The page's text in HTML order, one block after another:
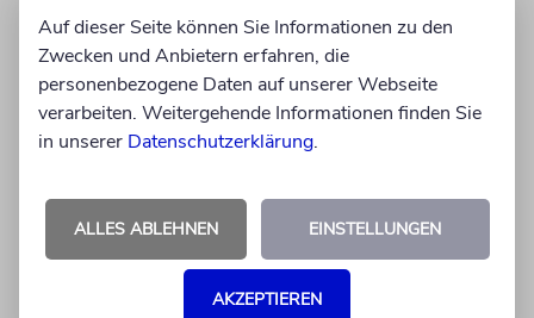
Gemeinde hat neue Torarolle
eingeweiht
Mit dem Fest der Toravollendung konnte die
neue Torarolle der Magdeburger Synagogen-
Gemeinde eingeweiht werden. Traditionell
genannten Schreiber in Israel angefertigt
von Thomas Nawrath
Auf dieser Seite können Sie Informationen zu den
Zwecken und Anbietern erfahren, die
personenbezogene Daten auf unserer Webseite
verarbeiten. Weitergehende Informationen finden Sie
in unserer Datenschutzerklärung.
ALLES ABLEHNEN EINSTELLUNGEN
AKZEPTIEREN